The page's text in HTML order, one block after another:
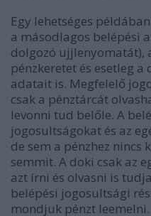
Egy lehetséges
a másodlagos belépési
dolgozó ujjlenyomatát),
pénzkeretet és esetleg a
adatait is. Megfelelő
csak a pénztárcát
levonni tud belőle. A
jogosultságokat és az
de sem a pénzhez
semmit. A doki csak az
azt írni és olvasni is
belépési jogosultsági
mondjuk pénzt leemelni.